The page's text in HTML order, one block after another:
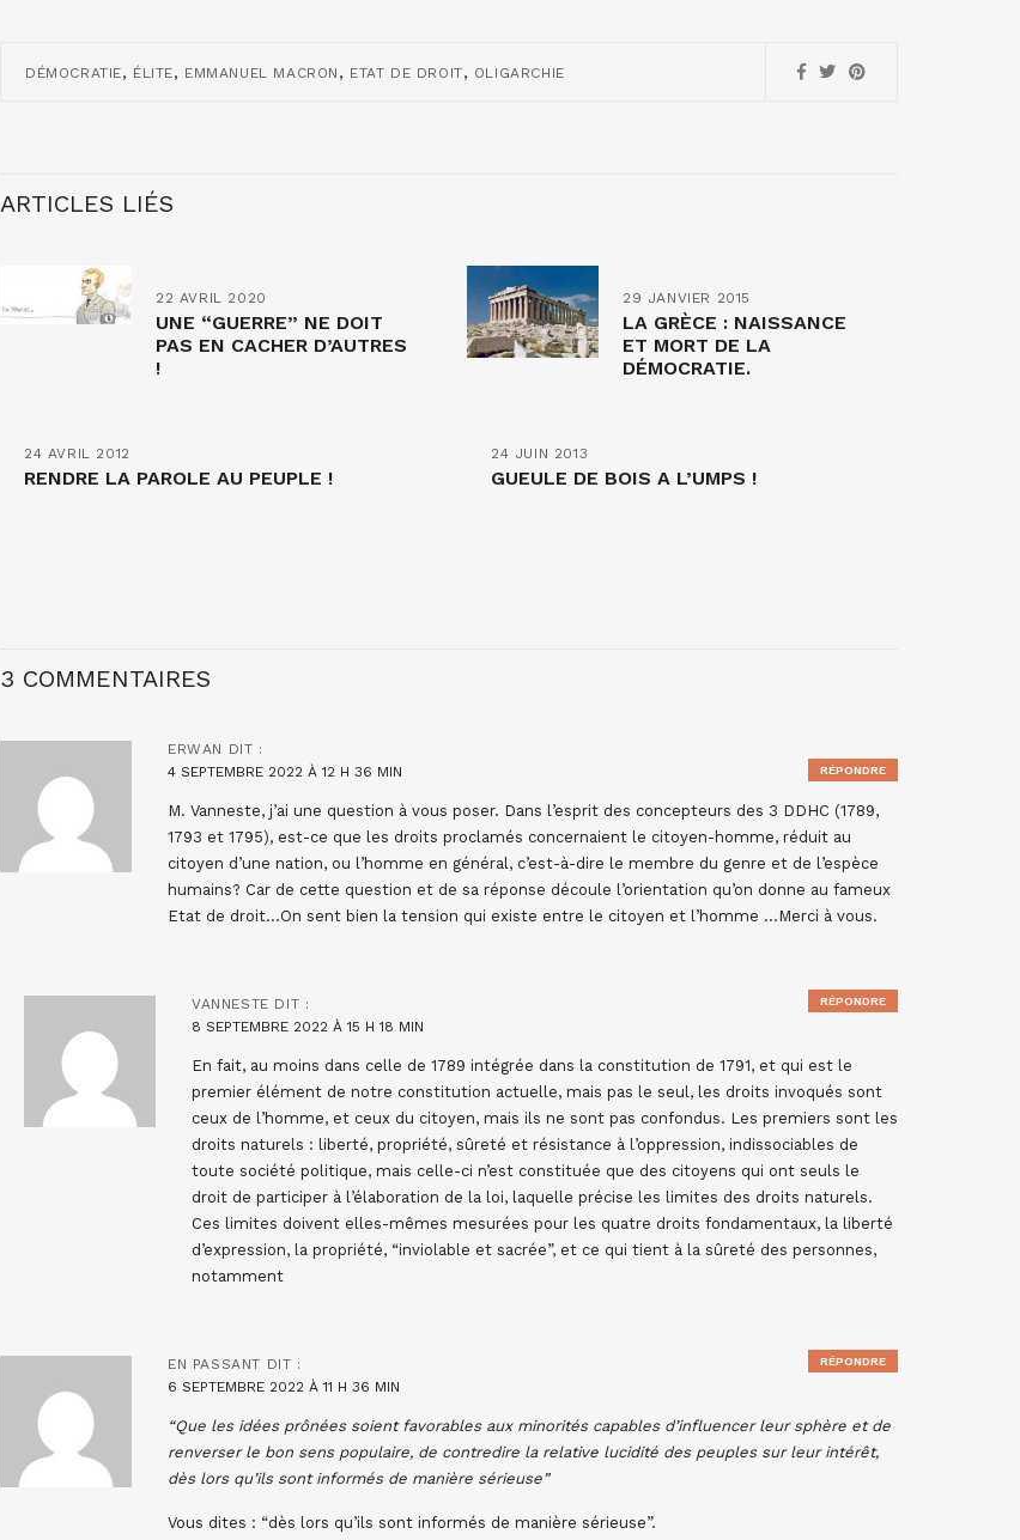
DÉMOCRATIE, ÉLITE, EMMANUEL MACRON , ETAT DE DROIT, OLIGARCHIE
ARTICLES LIÉS
22 AVRIL 2020
UNE “GUERRE” NE DOIT
PAS EN CACHER D’AUTRES
!
29 JANVIER 2015
LA GRÈCE : NAISSANCE
ET MORT DE LA
DÉMOCRATIE.
24 AVRIL 2012
RENDRE LA PAROLE AU PEUPLE !
24 JUIN 2013
GUEULE DE BOIS A L’UMPS !
3 COMMENTAIRES
ERWAN DIT :
4 SEPTEMBRE 2022 À 12 H 36 MIN
M. Vanneste, j’ai une question à vous poser. Dans l’esprit des concepteurs des 3 DDHC (1789,
1793 et 1795), est-ce que les droits proclamés concernaient le citoyen-homme, réduit au
citoyen d’une nation, ou l’homme en général, c’est-à-dire le membre du genre et de l’espèce
humains? Car de cette question et de sa réponse découle l’orientation qu’on donne au fameux
Etat de droit…On sent bien la tension qui existe entre le citoyen et l’homme …Merci à vous.
RÉPONDRE
VANNESTE DIT :
8 SEPTEMBRE 2022 À 15 H 18 MIN
En fait, au moins dans celle de 1789 intégrée dans la constitution de 1791, et qui est le
premier élément de notre constitution actuelle, mais pas le seul, les droits invoqués sont
ceux de l’homme, et ceux du citoyen, mais ils ne sont pas confondus. Les premiers sont les
droits naturels : liberté, propriété, sûreté et résistance à l’oppression, indissociables de
toute société politique, mais celle-ci n’est constituée que des citoyens qui ont seuls le
droit de participer à l’élaboration de la loi, laquelle précise les limites des droits naturels.
Ces limites doivent elles-mêmes mesurées pour les quatre droits fondamentaux, la liberté
d’expression, la propriété, “inviolable et sacrée”, et ce qui tient à la sûreté des personnes,
notamment
RÉPONDRE
EN PASSANT DIT :
6 SEPTEMBRE 2022 À 11 H 36 MIN
“Que les idées prônées soient favorables aux minorités capables d’influencer leur sphère et de
renverser le bon sens populaire, de contredire la relative lucidité des peuples sur leur intérêt,
dès lors qu’ils sont informés de manière sérieuse”
Vous dites : “dès lors qu’ils sont informés de manière sérieuse”.
RÉPONDRE